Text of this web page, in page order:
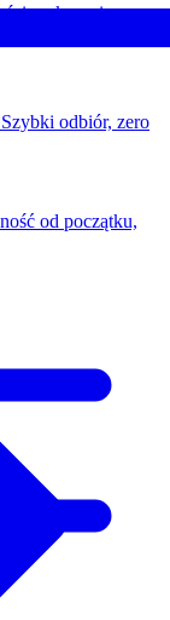
wykupu i
odbiór, zero
od początku,